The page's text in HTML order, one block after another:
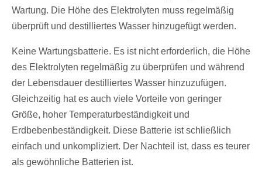
Wartung. Die Höhe des Elektrolyten muss regelmäßig
überprüft und destilliertes Wasser hinzugefügt werden.
Keine Wartungsbatterie. Es ist nicht erforderlich, die Höhe
des Elektrolyten regelmäßig zu überprüfen und während
der Lebensdauer destilliertes Wasser hinzuzufügen.
Gleichzeitig hat es auch viele Vorteile von geringer
Größe, hoher Temperaturbeständigkeit und
Erdbebenbeständigkeit. Diese Batterie ist schließlich
einfach und unkompliziert. Der Nachteil ist, dass es teurer
als gewöhnliche Batterien ist.